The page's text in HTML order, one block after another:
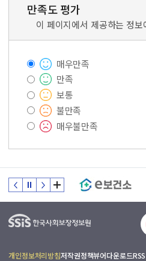
만족도 평가
이 페이지에서 제공하는 정
매우만족
만족
보통
불만족
매우불만족
개인정보처리방침저작권정책뷰어다운로드RSS